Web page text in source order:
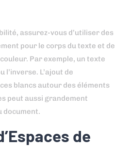
assurez-vous d’utiliser des
pour le corps du texte et de
Par exemple, un texte
l’inverse. L’ajout de
blancs autour des éléments
peut aussi grandement
document.
de